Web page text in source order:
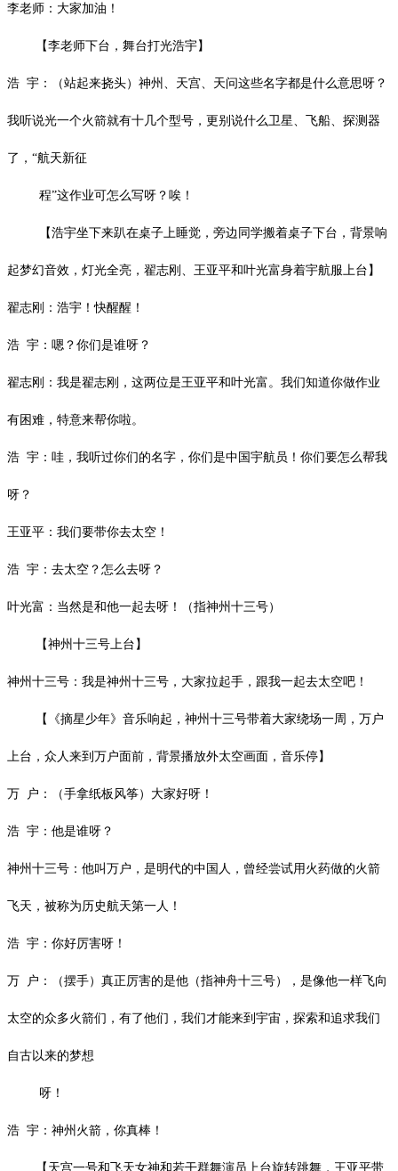
李老师：大家加油！
【李老师下台，舞台打光浩宇】
浩 宇：（站起来挠头）神州、天宫、天问这些名字都是什么意思呀？
我听说光一个火箭就有十几个型号，更别说什么卫星、飞船、探测器
了， “航天新征
程”这作业可怎么写呀？唉！
【浩宇坐下来趴在桌子上睡觉，旁边同学搬着桌子下台，背景响
起梦幻音效，灯光全亮，翟志刚、王亚平和叶光富身着宇航服上台】
翟志刚：浩宇！快醒醒！
浩 宇：嗯？你们是谁呀？
翟志刚：我是翟志刚，这两位是王亚平和叶光富。我们知道你做作业
有困难，特意来帮你啦。
浩 宇：哇，我听过你们的名字，你们是中国宇航员！你们要怎么帮我
呀？
王亚平：我们要带你去太空！
浩 宇：去太空？怎么去呀？
叶光富：当然是和他一起去呀！（指神州十三号）
【神州十三号上台】
神州十三号：我是神州十三号，大家拉起手，跟我一起去太空吧！
【《摘星少年》音乐响起，神州十三号带着大家绕场一周，万户
上台，众人来到万户面前，背景播放外太空画面，音乐停】
万 户：（手拿纸板风筝）大家好呀！
浩 宇：他是谁呀？
神州十三号：他叫万户，是明代的中国人，曾经尝试用火药做的火箭
飞天，被称为历史航天第一人！
浩 宇：你好厉害呀！
万 户：（摆手）真正厉害的是他（指神舟十三号），是像他一样飞向
太空的众多火箭们，有了他们，我们才能来到宇宙，探索和追求我们
自古以来的梦想
呀！
浩 宇：神州火箭，你真棒！
【天宫一号和飞天女神和若干群舞演员上台旋转跳舞，王亚平带